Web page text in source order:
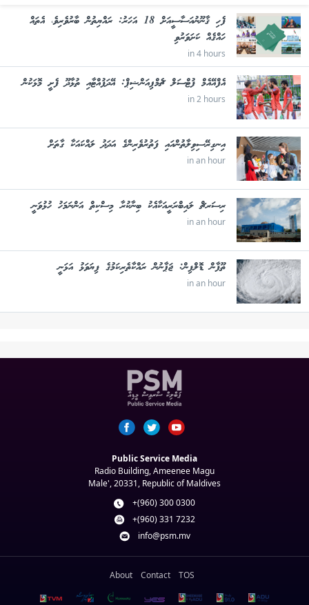
ފެހި ޤާނޫނުއަސާސީއަށް 18 އަހަރު: ރައްޔިތުން ބާރުވެރިވެ، އެތައް
ހައްޤެއް ކަށަވަރުވި
in 4 hours
އެފްއޭއެމް ފުޓްސަލް ޗެމްޕިއަންޝިޕް: އޭދަފުއްޓާއި ތުޅާދޫ ފެށީ މޮޅަކުން
in 2 hours
އިނގިރޭސިވިލާތުންއައި ފަތުރުވެރިންގެ އަދަދު ލައްކައަކާ ގާތަށް
in an hour
ރިސަރޗް ލައިބްރަރީއަކާއެކު ބިނާކުރާ މިސްކިތް އަންނަމަހު ހުޅުވަނީ
in an hour
ތޫފާން ޑޮލްފިން: ޖަޕާނުން ރައްކާތެރިކަމުގެ ފިޔަވަޅު އަޅަނީ
in an hour
Public Service Media
Radio Building, Ameenee Magu
Male', 20331, Republic of Maldives
+(960) 300 0300
+(960) 331 7232
info@psm.mv
About Contact TOS